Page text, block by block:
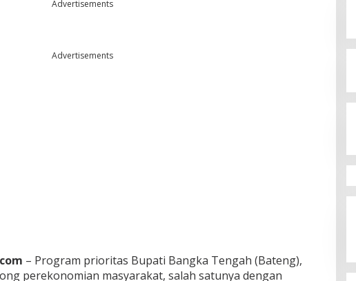
Advertisements
Advertisements
– Program prioritas Bupati Bangka Tengah (Bateng),
perekonomian masyarakat, salah satunya dengan